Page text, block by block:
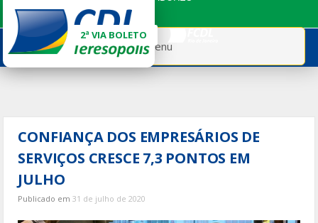
para
conteúdo
2ª VIA BOLETO
Menu
CONFIANÇA DOS EMPRESÁRIOS DE
SERVIÇOS CRESCE 7,3 PONTOS EM
JULHO
Publicado em31 de julho de 2020